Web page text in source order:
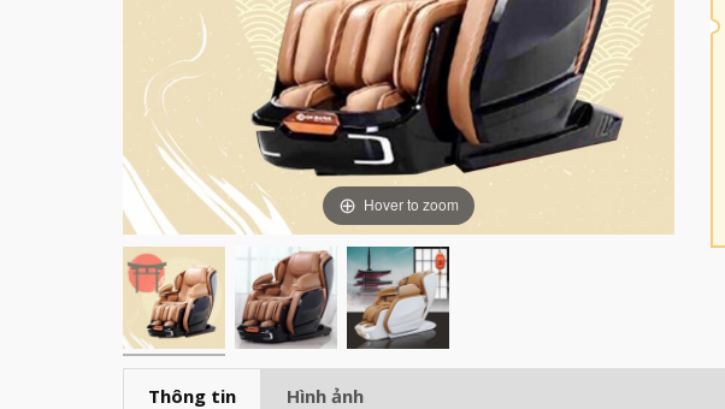
Hover to zoom
Thông tin Hình ảnh